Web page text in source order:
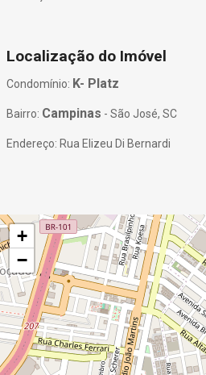
Localização do Imóvel
Condomínio: K- Platz
Bairro: Campinas - São José, SC
Endereço: Rua Elizeu Di Bernardi
+
−